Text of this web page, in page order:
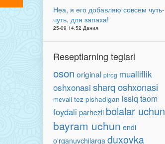
Неа, я его добавляю совсем чуть-
чуть, для запаха!
25-09 14:52 Дания
Reseptlarning teglari
oson original pirog mualliflik
oshxonasi sharq oshxonasi
mevali tez pishadigan issiq taom
foydali parhezli bolalar uchun
bayram uchun endi
o'rganuvchilarga duxovka